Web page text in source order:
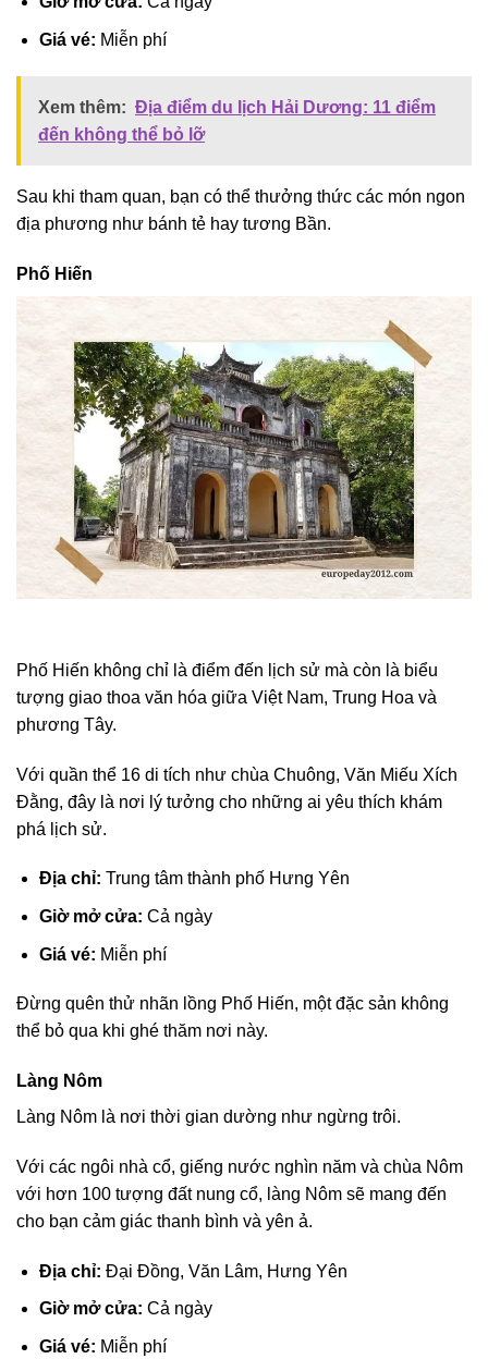
Giá vé: Miễn phí
Xem thêm: Địa điểm du lịch Hải Dương: 11 điểm
đến không thể bỏ lỡ
Sau khi tham quan, bạn có thể thưởng thức các món ngon
địa phương như bánh tẻ hay tương Bần.
Phố Hiến
Phố Hiến không chỉ là điểm đến lịch sử mà còn là biểu
tượng giao thoa văn hóa giữa Việt Nam, Trung Hoa và
phương Tây.
Với quần thể 16 di tích như chùa Chuông, Văn Miếu Xích
Đằng, đây là nơi lý tưởng cho những ai yêu thích khám
phá lịch sử.
Địa chỉ: Trung tâm thành phố Hưng Yên
Giờ mở cửa: Cả ngày
Giá vé: Miễn phí
Đừng quên thử nhãn lồng Phố Hiến, một đặc sản không
thể bỏ qua khi ghé thăm nơi này.
Làng Nôm
Làng Nôm là nơi thời gian dường như ngừng trôi.
Với các ngôi nhà cổ, giếng nước nghìn năm và chùa Nôm
với hơn 100 tượng đất nung cổ, làng Nôm sẽ mang đến
cho bạn cảm giác thanh bình và yên ả.
Địa chỉ: Đại Đồng, Văn Lâm, Hưng Yên
Giờ mở cửa: Cả ngày
Giá vé: Miễn phí